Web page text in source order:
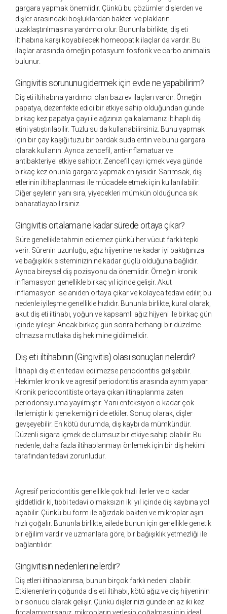
gargara yapmak önemlidir. Çünkü bu çözümler dişlerden ve
dişler arasındaki boşluklardan bakteri ve plakların
uzaklaştırılmasına yardımcı olur. Bununla birlikte, diş eti
iltihabına karşı koyabilecek homeopatik ilaçlar da vardır. Bu
ilaçlar arasında örneğin potasyum fosforik ve carbo animalis
bulunur.
Gingivitis sorununu gidermek için evde ne yapabilirim?
Diş eti iltihabına yardımcı olan bazı ev ilaçları vardır. Örneğin
papatya, dezenfekte edici bir etkiye sahip olduğundan günde
birkaç kez papatya çayı ile ağzınızı çalkalamanız iltihaplı diş
etini yatıştırılabilir. Tuzlu su da kullanabilirsiniz. Bunu yapmak
için bir çay kaşığı tuzu bir bardak suda eritin ve bunu gargara
olarak kullanın. Ayrıca zencefil, anti-inflamatuar ve
antibakteriyel etkiye sahiptir. Zencefil çayı içmek veya günde
birkaç kez onunla gargara yapmak en iyisidir. Sarımsak, diş
etlerinin iltihaplanması ile mücadele etmek için kullanılabilir.
Diğer şeylerin yanı sıra, yiyecekleri mümkün olduğunca sık
baharatlayabilirsiniz.
Gingivitis ortalama ne kadar sürede ortaya çıkar?
Süre genellikle tahmin edilemez çünkü her vücut farklı tepki
verir. Sürenin uzunluğu, ağız hijyenine ne kadar iyi baktığınıza
ve bağışıklık sisteminizin ne kadar güçlü olduğuna bağlıdır.
Ayrıca bireysel diş pozisyonu da önemlidir. Örneğin kronik
inflamasyon genellikle birkaç yıl içinde gelişir. Akut
inflamasyon ise aniden ortaya çıkar ve kolayca tedavi edilir, bu
nedenle iyileşme genellikle hızlıdır. Bununla birlikte, kural olarak,
akut diş eti iltihabı, yoğun ve kapsamlı ağız hijyeni ile birkaç gün
içinde iyileşir. Ancak birkaç gün sonra herhangi bir düzelme
olmazsa mutlaka diş hekimine gidilmelidir.
Diş eti iltihabının (Gingivitis) olası sonuçları nelerdir?
İltihaplı diş etleri tedavi edilmezse periodontitis gelişebilir.
Hekimler kronik ve agresif periodontitis arasında ayrım yapar.
Kronik periodontitiste ortaya çıkan iltihaplanma zaten
periodonsiyuma yayılmıştır. Yani enfeksiyon o kadar çok
ilerlemiştir ki çene kemiğini de etkiler. Sonuç olarak, dişler
gevşeyebilir. En kötü durumda, diş kaybı da mümkündür.
Düzenli sigara içmek de olumsuz bir etkiye sahip olabilir. Bu
nedenle, daha fazla iltihaplanmayı önlemek için bir diş hekimi
tarafından tedavi zorunludur.
Agresif periodontitis genellikle çok hızlı ilerler ve o kadar
şiddetlidir ki, tıbbi tedavi olmaksızın iki yıl içinde diş kaybına yol
açabilir. Çünkü bu form ile ağızdaki bakteri ve mikroplar aşırı
hızlı çoğalır. Bununla birlikte, ailede bunun için genellikle genetik
bir eğilim vardır ve uzmanlara göre, bir bağışıklık yetmezliği ile
bağlantılıdır.
Gingivitisin nedenleri nelerdir?
Diş etleri iltihaplanırsa, bunun birçok farklı nedeni olabilir.
Etkilenenlerin çoğunda diş eti iltihabı, kötü ağız ve diş hijyeninin
bir sonucu olarak gelişir. Çünkü dişlerinizi günde en az iki kez